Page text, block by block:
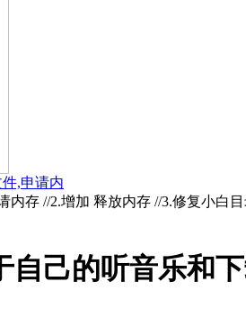
,申请内
内存 //2.增加 释放内存 //3.修复小白
自己的听音乐和